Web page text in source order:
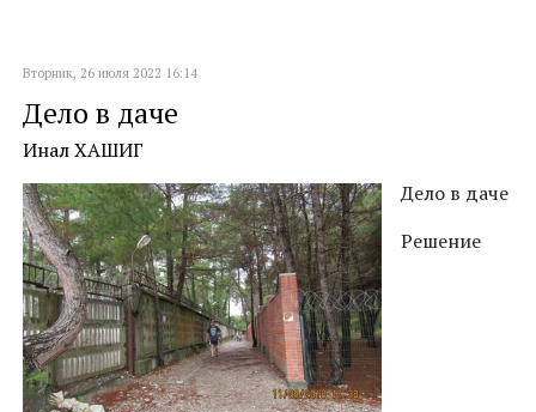
Вторник, 26 июля 2022 16:14
Дело в даче
Инал ХАШИГ
Дело в даче
Решение